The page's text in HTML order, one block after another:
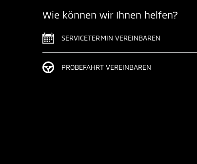
Wie können wir Ihnen helfen?
SERVICETERMIN VEREINBAREN
PROBEFAHRT VEREINBAREN